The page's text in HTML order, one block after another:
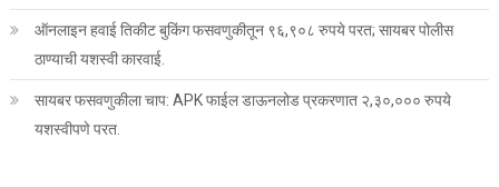
ऑनलाइन हवाई तिकीट बुकिंग फसवणुकीतून ९६,९०८ रुपये परत; सायबर पोलीस
ठाण्याची यशस्वी कारवाई.
सायबर फसवणुकीला चाप: APK फाईल डाऊनलोड प्रकरणात २,३०,००० रुपये
यशस्वीपणे परत.